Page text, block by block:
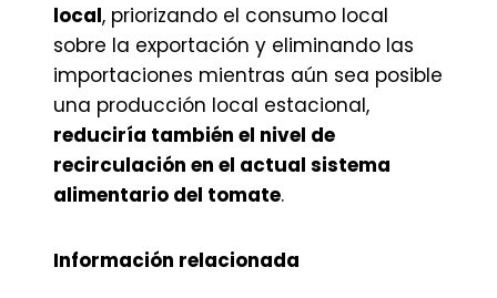
local, priorizando el consumo local
sobre la exportación y eliminando las
importaciones mientras aún sea posible
una producción local estacional,
reduciría también el nivel de
recirculación en el actual sistema
alimentario del tomate.
Información relacionada